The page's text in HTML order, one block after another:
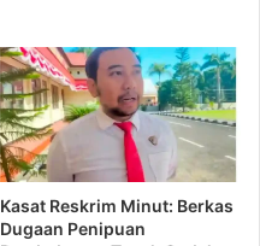
Kasat Reskrim Minut: Berkas
Dugaan Penipuan